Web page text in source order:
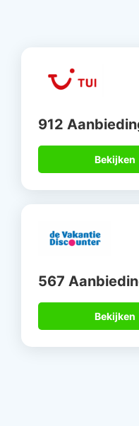
912
Bekijken
567
Bekijken